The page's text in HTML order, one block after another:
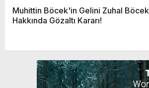
Muhittin Böcek'in Gelini Zuhal Böcek
Hakkında Gözaltı Kararı!